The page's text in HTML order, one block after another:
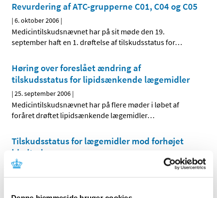
Revurdering af ATC-grupperne C01, C04 og C05
|6. oktober 2006 |
Medicintilskudsnævnet har på sit møde den 19.
september haft en 1. drøftelse af tilskudsstatus for…
Høring over foreslået ændring af
tilskudsstatus for lipidsænkende lægemidler
|25. september 2006 |
Medicintilskudsnævnet har på flere møder i løbet af
foråret drøftet lipidsænkende lægemidler…
Tilskudsstatus for lægemidler mod forhøjet
blodtryk
|4. juli 2006
Lægemiddelstyrelsen skrev den 6. marts 2006 til en